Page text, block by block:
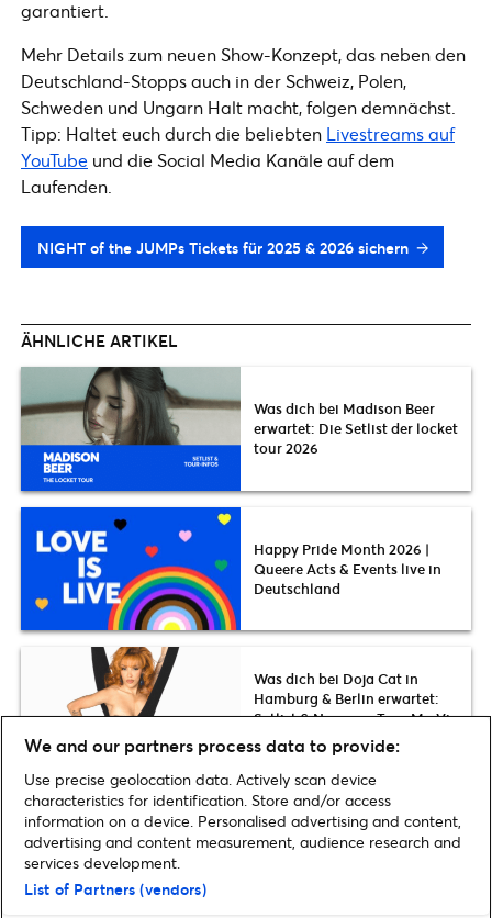
garantiert.
Mehr Details zum neuen Show-Konzept, das neben den
Deutschland-Stopps auch in der Schweiz, Polen,
Schweden und Ungarn Halt macht, folgen demnächst.
Tipp: Haltet euch durch die beliebten Livestreams auf
YouTube und die Social Media Kanäle auf dem
Laufenden.
NIGHT of the JUMPs Tickets für 2025 & 2026 sichern
ÄHNLICHE ARTIKEL
Was dich bei Madison Beer
erwartet: Die Setlist der locket
tour 2026
Happy Pride Month 2026 |
Queere Acts & Events live in
Deutschland
Was dich bei Doja Cat in
Hamburg & Berlin erwartet:
Setlist & News zur Tour Ma Vie
World Tour 2026
Home Sport
Night of the JUMPs geht 2025 & 2026 wieder auf
Deutschland-Tour | Alle Infos zum Vorverkauf
We and our partners process data to provide:
Use precise geolocation data. Actively scan device
characteristics for identification. Store and/or access
information on a device. Personalised advertising and content,
advertising and content measurement, audience research and
services development.
List of Partners (vendors)